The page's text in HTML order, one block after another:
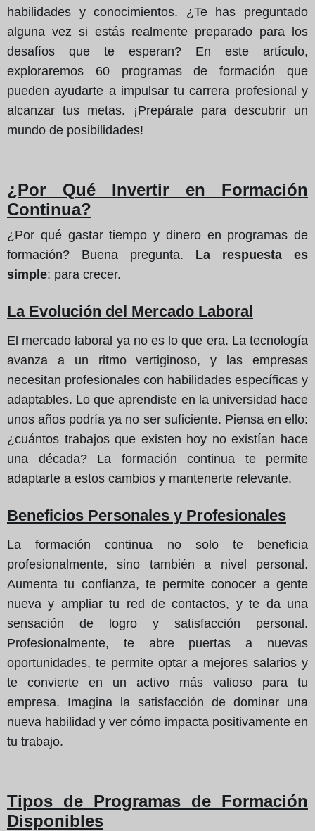
habilidades y conocimientos. ¿Te has preguntado
alguna vez si estás realmente preparado para los
desafíos que te esperan? En este artículo,
exploraremos 60 programas de formación que
pueden ayudarte a impulsar tu carrera profesional y
alcanzar tus metas. ¡Prepárate para descubrir un
mundo de posibilidades!
¿Por Qué Invertir en Formación
Continua?
¿Por qué gastar tiempo y dinero en programas de
formación? Buena pregunta. La respuesta es
simple: para crecer.
La Evolución del Mercado Laboral
El mercado laboral ya no es lo que era. La tecnología
avanza a un ritmo vertiginoso, y las empresas
necesitan profesionales con habilidades específicas y
adaptables. Lo que aprendiste en la universidad hace
unos años podría ya no ser suficiente. Piensa en ello:
¿cuántos trabajos que existen hoy no existían hace
una década? La formación continua te permite
adaptarte a estos cambios y mantenerte relevante.
Beneficios Personales y Profesionales
La formación continua no solo te beneficia
profesionalmente, sino también a nivel personal.
Aumenta tu confianza, te permite conocer a gente
nueva y ampliar tu red de contactos, y te da una
sensación de logro y satisfacción personal.
Profesionalmente, te abre puertas a nuevas
oportunidades, te permite optar a mejores salarios y
te convierte en un activo más valioso para tu
empresa. Imagina la satisfacción de dominar una
nueva habilidad y ver cómo impacta positivamente en
tu trabajo.
Tipos de Programas de Formación
Disponibles